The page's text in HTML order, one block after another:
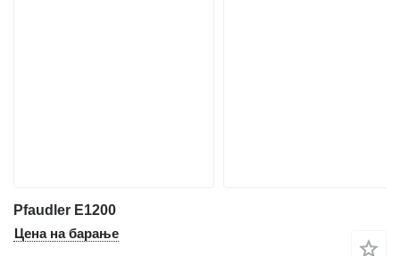
Pfaudler E1200
Цена на барање